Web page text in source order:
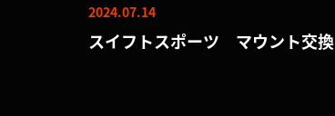
2024.07.14
スイフトスポーツ マウント交換